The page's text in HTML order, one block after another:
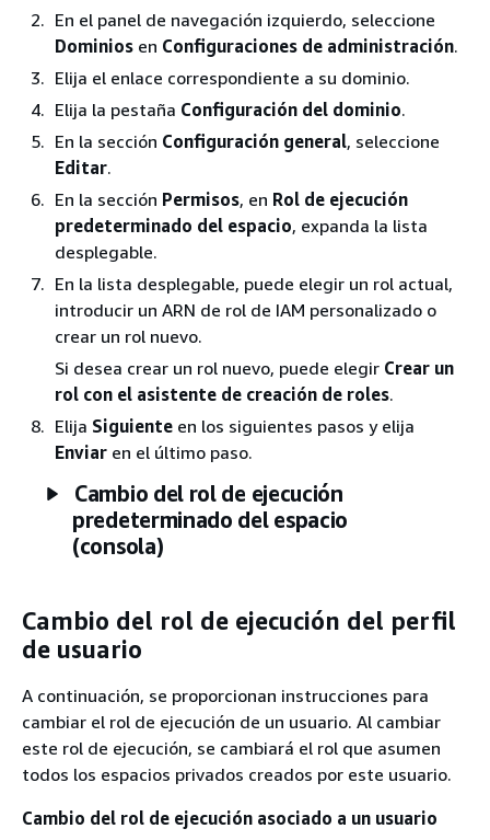
En el panel de navegación izquierdo, seleccione
Dominios en Configuraciones de administración.
Elija el enlace correspondiente a su dominio.
Elija la pestaña Configuración del dominio.
En la sección Configuración general, seleccione
Editar.
En la sección Permisos, en Rol de ejecución
predeterminado del espacio, expanda la lista
desplegable.
En la lista desplegable, puede elegir un rol actual,
introducir un ARN de rol de IAM personalizado o
crear un rol nuevo.
Si desea crear un rol nuevo, puede elegir Crear un
rol con el asistente de creación de roles.
Elija Siguiente en los siguientes pasos y elija
Enviar en el último paso.
Cambio del rol de ejecución
predeterminado del espacio
(consola)
Cambio del rol de ejecución del perfil
de usuario
A continuación, se proporcionan instrucciones para
cambiar el rol de ejecución de un usuario. Al cambiar
este rol de ejecución, se cambiará el rol que asumen
todos los espacios privados creados por este usuario.
Cambio del rol de ejecución asociado a un usuario